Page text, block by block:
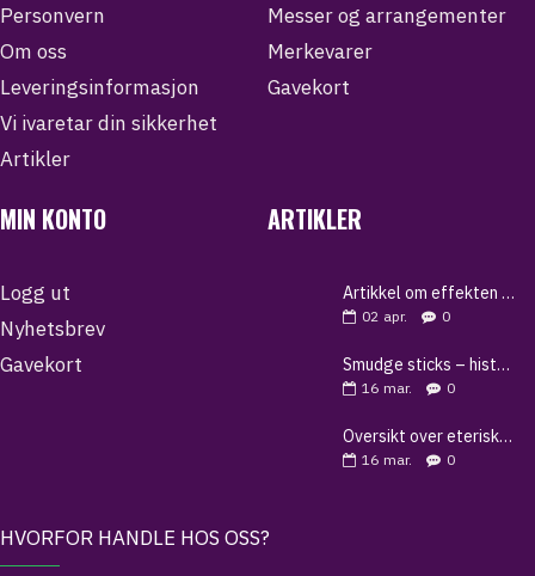
Personvern
Om oss
Leveringsinformasjon
Vi ivaretar din sikkerhet
Artikler
Messer og arrangementer
Merkevarer
Gavekort
MIN KONTO
Logg ut
Nyhetsbrev
Gavekort
ARTIKLER
Artikkel om effekten av shungitt
02 apr. 0
Smudge sticks – historie, bruk og guide til renselse
16 mar. 0
Oversikt over eteriske oljer og deres egenskaper
16 mar. 0
HVORFOR HANDLE HOS OSS?